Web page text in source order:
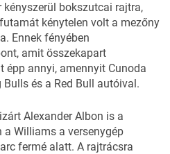
kényszerül bokszutcai rajtra,
kénytelen volt a mezőny
Ennek fényében
amit összekapart
épp annyi, amennyit Cunoda
és a Red Bull autóival.
Alexander Albon is a
Williams a versenygép
fermé alatt. A rajtrácsra